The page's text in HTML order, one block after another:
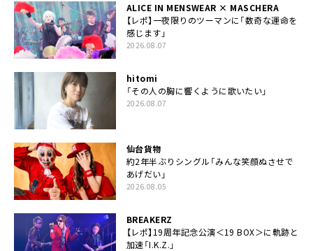
ALICE IN MENSWEAR × MASCHERA
【レポ】一夜限りのツーマンに「数奇な運命を
感じます」
2026.08.07
hitomi
「その人の胸に響くように歌いたい」
2026.08.07
仙台貨物
約2年半ぶりシングル「みんな笑顔ぬさせで
あげだい」
2026.08.05
BREAKERZ
【レポ】19周年記念公演＜19 BOX＞に軌跡と
加速「I.K.Z.」